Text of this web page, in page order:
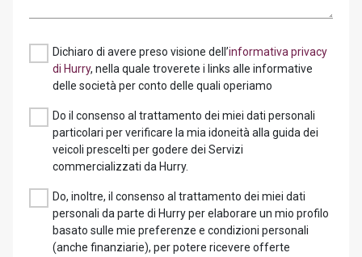
Dichiaro di avere preso visione dell’informativa privacy
di Hurry, nella quale troverete i links alle informative
delle società per conto delle quali operiamo
Do il consenso al trattamento dei miei dati personali
particolari per verificare la mia idoneità alla guida dei
veicoli prescelti per godere dei Servizi
commercializzati da Hurry.
Do, inoltre, il consenso al trattamento dei miei dati
personali da parte di Hurry per elaborare un mio profilo
basato sulle mie preferenze e condizioni personali
(anche finanziarie), per potere ricevere offerte